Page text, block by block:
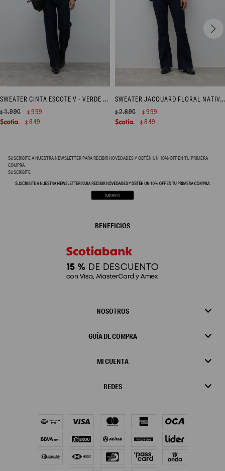
SWEATER CINTA ESCOTE V - VERDE PETROLEO
$1.990 $ 999
$ 849
SWEATER JACQUARD FLORAL NATIVA - AZUL MARINO
$2.690 $ 999
$ 849
SUSCRIBITE A NUESTRA NEWSLETTER PARA RECIBIR NOVEDADES Y OBTÉN UN 10% OFF EN TU PRIMERA
COMPRA
SUSCRIBITE
NOSOTROS
GUÍA DE COMPRA
MI CUENTA
REDES
BENEFICIOS